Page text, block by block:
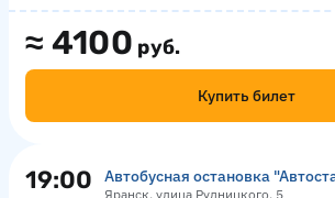
≈ 4100 руб.
Купить билет
19:00 Автобусная остановка
Яранск, улица Рудницкого, 5